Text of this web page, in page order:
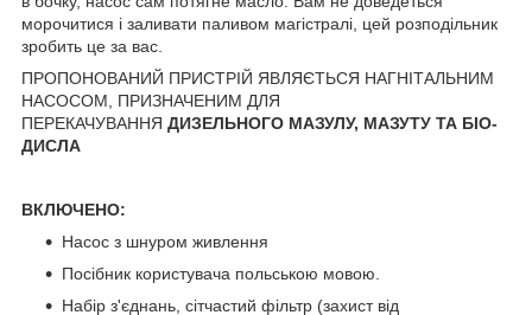
морочитися і заливати паливом магістралі, цей розподільник
зробить це за вас.
ПРОПОНОВАНИЙ ПРИСТРІЙ ЯВЛЯЄТЬСЯ НАГНІТАЛЬНИМ
НАСОСОМ, ПРИЗНАЧЕНИМ ДЛЯ
ПЕРЕКАЧУВАННЯ ДИЗЕЛЬНОГО МАЗУЛУ, МАЗУТУ ТА БІО-
ДИСЛА
ВКЛЮЧЕНО:
Насос з шнуром живлення
Посібник користувача польською мовою.
Набір з'єднань, сітчастий фільтр (захист від